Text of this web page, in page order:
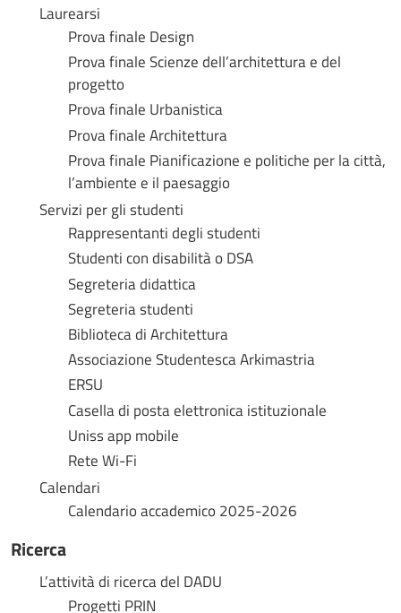
Laurearsi
Prova finale Design
Prova finale Scienze dell’architettura e del
progetto
Prova finale Urbanistica
Prova finale Architettura
Prova finale Pianificazione e politiche per la città,
l’ambiente e il paesaggio
Servizi per gli studenti
Rappresentanti degli studenti
Studenti con disabilità o DSA
Segreteria didattica
Segreteria studenti
Biblioteca di Architettura
Associazione Studentesca Arkimastria
ERSU
Casella di posta elettronica istituzionale
Uniss app mobile
Rete Wi-Fi
Calendari
Calendario accademico 2025-2026
Ricerca
L’attività di ricerca del DADU
Progetti PRIN